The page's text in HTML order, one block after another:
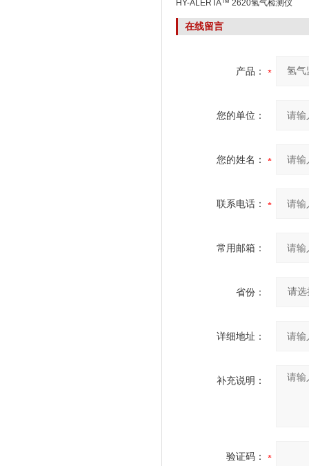
HY-ALERTA™ 2620氢气检测仪
在线留言
产品：
您的单位：
您的姓名：
联系电话：
常用邮箱：
省份：
详细地址：
补充说明：
验证码：